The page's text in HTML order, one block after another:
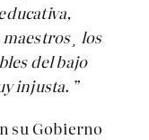
los
del bajo
injusta. ”
su Gobierno